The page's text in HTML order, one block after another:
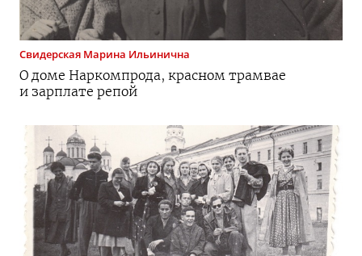
Свидерская Марина Ильинична
О доме Наркомпрода, красном трамвае
и зарплате репой